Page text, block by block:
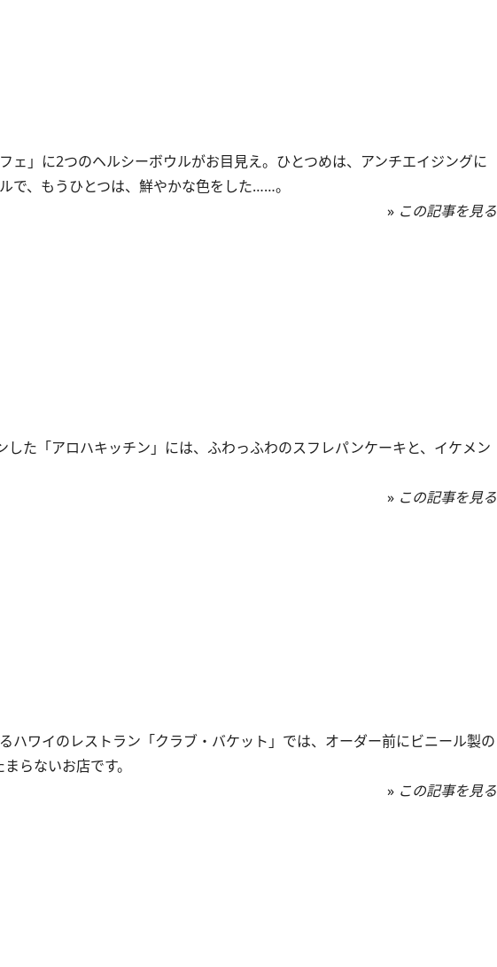
」に2つのヘルシーボウルがお目見え。ひとつめは、アンチエイジングに
で、もうひとつは、鮮やかな色をした……。
» この記事を見る
た「アロハキッチン」には、ふわっふわのスフレパンケーキと、イケメン
» この記事を見る
ハワイのレストラン「クラブ・バケット」では、オーダー前にビニール製の
らないお店です。
» この記事を見る